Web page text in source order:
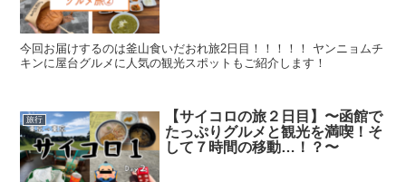
今回お届けするのは釜山食いだおれ旅2日目！！！！！ ヤンニョムチ
キンに屋台グルメに人気の観光スポットもご紹介します！
旅行
【サイコロの旅２日目】〜函館で
たっぷりグルメと観光を満喫！そ
して７時間の移動…！？〜